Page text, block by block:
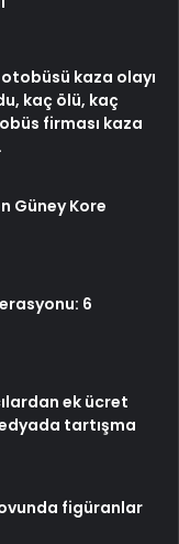
kaza olayı
kaç ölü, kaç
firması kaza
Güney Kore
6
ek ücret
tartışma
figüranlar